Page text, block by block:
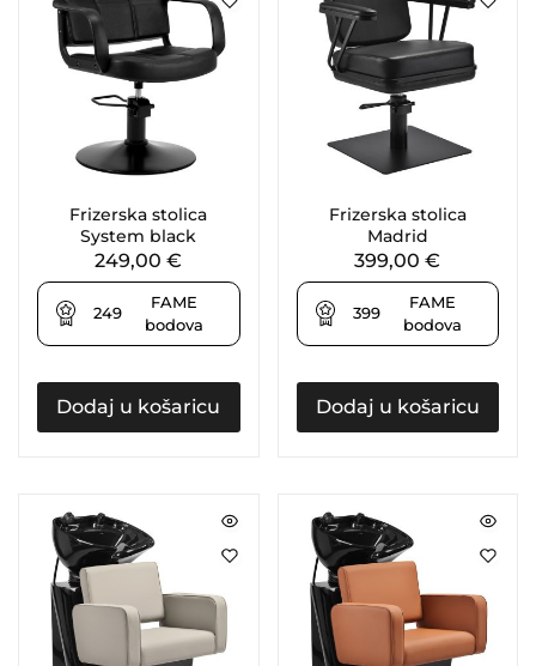
Frizerska stolica
System black
249,00€
249
FAME
bodova
Dodaj u košaricu
Frizerska stolica
Madrid
399,00€
399
FAME
bodova
Dodaj u košaricu